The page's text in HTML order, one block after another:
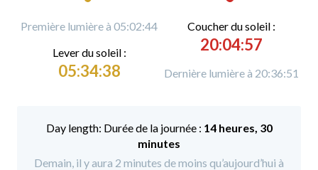
Première lumière à 05:02:44
Lever du soleil :
05:34:38
Coucher du soleil :
20:04:57
Dernière lumière à 20:36:51
Durée de la journée : 14 heures, 30
minutes
Demain, il y aura 2 minutes de moins qu’aujourd’hui à